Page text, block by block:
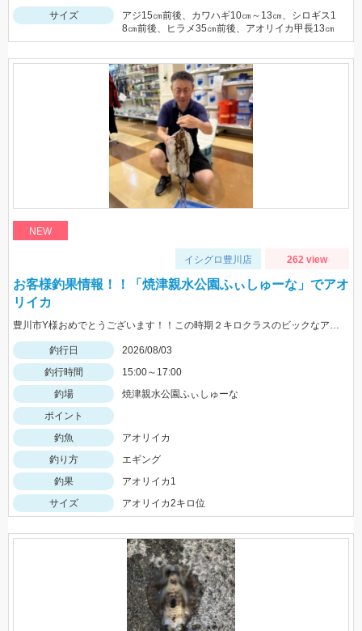
サイズ
アジ15㎝前後、カワハギ10㎝～13㎝、シロギス1
8㎝前後、ヒラメ35㎝前後、アオリイカ甲長13㎝
NEW
イシグロ豊川店 262 view
お客様釣果情報！！「焼津親水公園ふぃしゅーな」でアオ
リイカ
豊川市Y様おめでとうございます！！この時期２キロクラスのビックなアオリイカを見事に仕留められました！！ 釣れているのが500ｇクラスの情報だったので、ヒットした瞬間はエイかと思ったそうです。
釣行日
2026/08/03
釣行時間
15:00～17:00
釣場
焼津親水公園ふぃしゅーな
ポイント
釣魚
アオリイカ
釣り方
エギング
釣果
アオリイカ1
サイズ
アオリイカ2キロ位